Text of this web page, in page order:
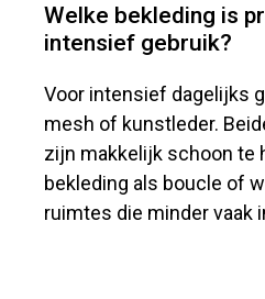
Welke bekleding is
intensief gebruik?
Voor intensief dagelijks
mesh of kunstleder.
zijn makkelijk schoon te
bekleding als boucle of
ruimtes die minder vaak